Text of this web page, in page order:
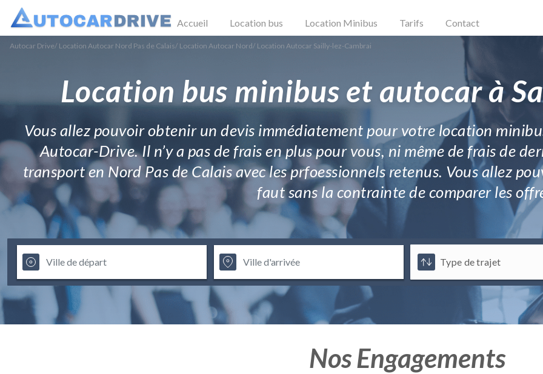
Accueil Location bus Location Minibus Tarifs Contact
Autocar Drive/ Location Autocar Nord Pas de Calais/ Location Autocar Nord/ Location Autocar Sailly-lez-Cambrai
Location bus minibus et autocar à
Vous allez pouvoir obtenir un devis immédiatement pour votre location
Autocar-Drive. Il n’y a pas de frais en plus pour vous, ni même de frais de
transport en Nord Pas de Calais avec les prfoessionnels retenus. Vous allez
faut sans la contrainte de comparer les
Nos Engagements